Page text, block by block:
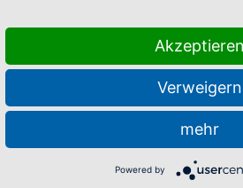
Akzeptieren
Verweigern
mehr
Powered by